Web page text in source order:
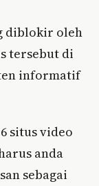
diblokir oleh
tersebut di
informatif
situs video
anda
sebagai